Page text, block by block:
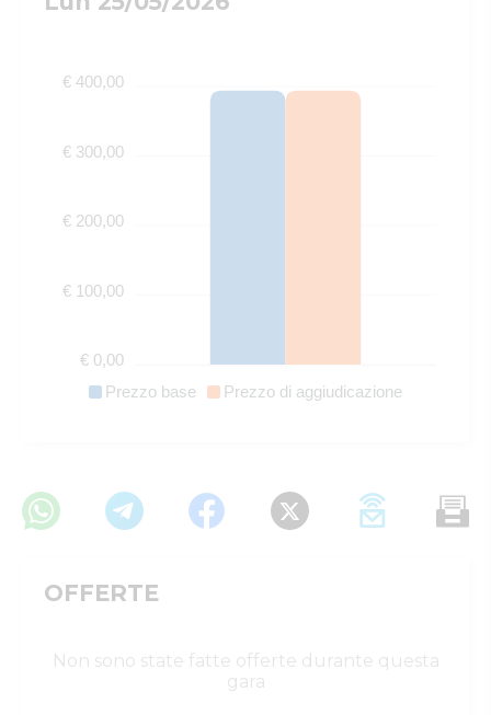
Prezzo base Prezzo di aggiudicazione
€ 400,00
€ 300,00
€ 200,00
€ 100,00
€ 0,00
OFFERTE
Non sono state fatte offerte durante questa
gara